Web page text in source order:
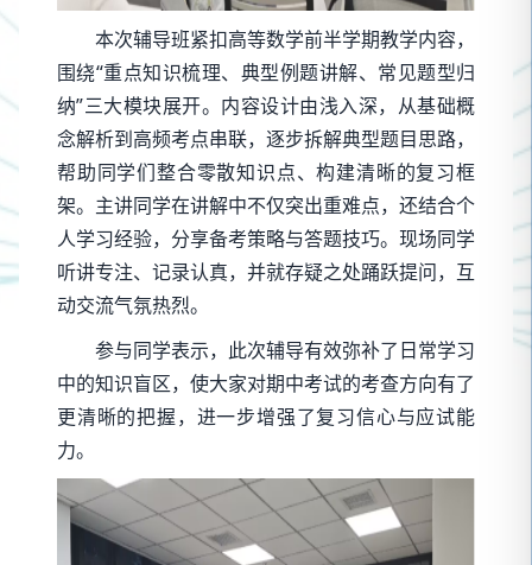
本次辅导班紧扣高等数学前半学期教学内容，
围绕“重点知识梳理、典型例题讲解、常见题型归
纳”三大模块展开。内容设计由浅入深，从基础概
念解析到高频考点串联，逐步拆解典型题目思路，
帮助同学们整合零散知识点、构建清晰的复习框
架。主讲同学在讲解中不仅突出重难点，还结合个
人学习经验，分享备考策略与答题技巧。现场同学
听讲专注、记录认真，并就存疑之处踊跃提问，互
动交流气氛热烈。
参与同学表示，此次辅导有效弥补了日常学习
中的知识盲区，使大家对期中考试的考查方向有了
更清晰的把握，进一步增强了复习信心与应试能
力。